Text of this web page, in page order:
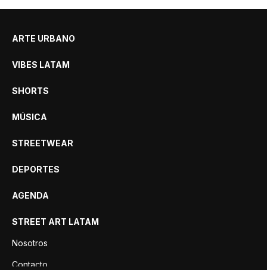
ARTE URBANO
VIBES LATAM
SHORTS
MÚSICA
STREETWEAR
DEPORTES
AGENDA
STREET ART LATAM
Nosotros
Contacto